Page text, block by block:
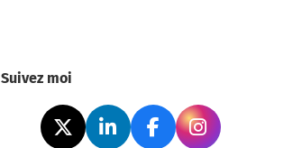
Suivez moi